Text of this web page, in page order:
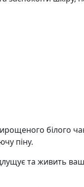
білого
піну.
та живить